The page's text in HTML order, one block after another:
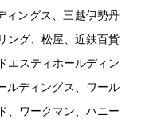
ィングス、三越伊勢丹
ング、松屋、近鉄百貨
エスティホールディン
ルディングス、ワール
、ワークマン、ハニー